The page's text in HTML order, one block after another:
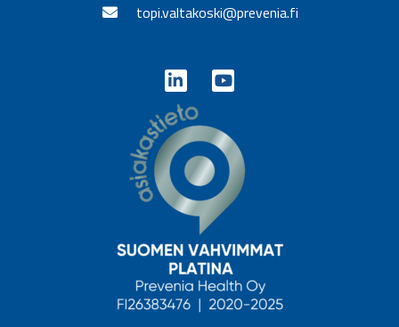
topi.valtakoski@prevenia.fi